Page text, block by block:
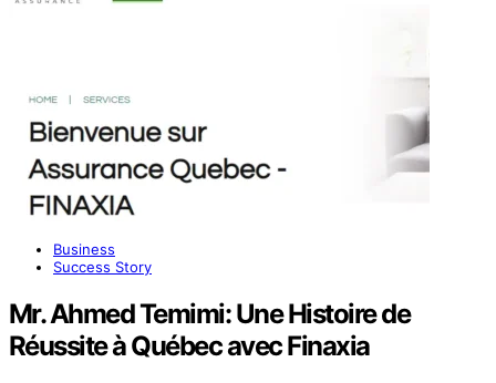
Business
Success Story
Mr. Ahmed Temimi: Une Histoire de
Réussite à Québec avec Finaxia